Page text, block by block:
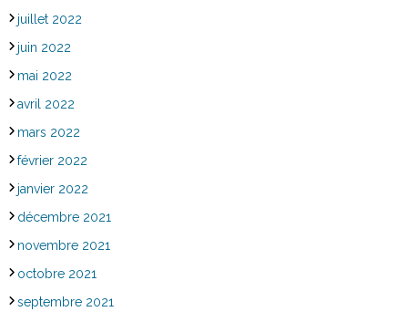
juillet 2022
juin 2022
mai 2022
avril 2022
mars 2022
février 2022
janvier 2022
décembre 2021
novembre 2021
octobre 2021
septembre 2021